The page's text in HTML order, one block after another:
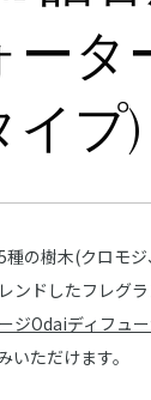
ータ
イプ)
種の樹木(クロモ
ンドしたフレグラ
ジOdaiディフュ
いただけます。